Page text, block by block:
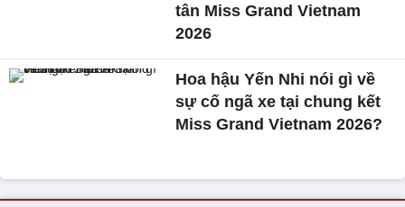
tân Miss Grand Vietnam
2026
Hoa hậu Yến Nhi nói gì về
sự cố ngã xe tại chung kết
Miss Grand Vietnam 2026?